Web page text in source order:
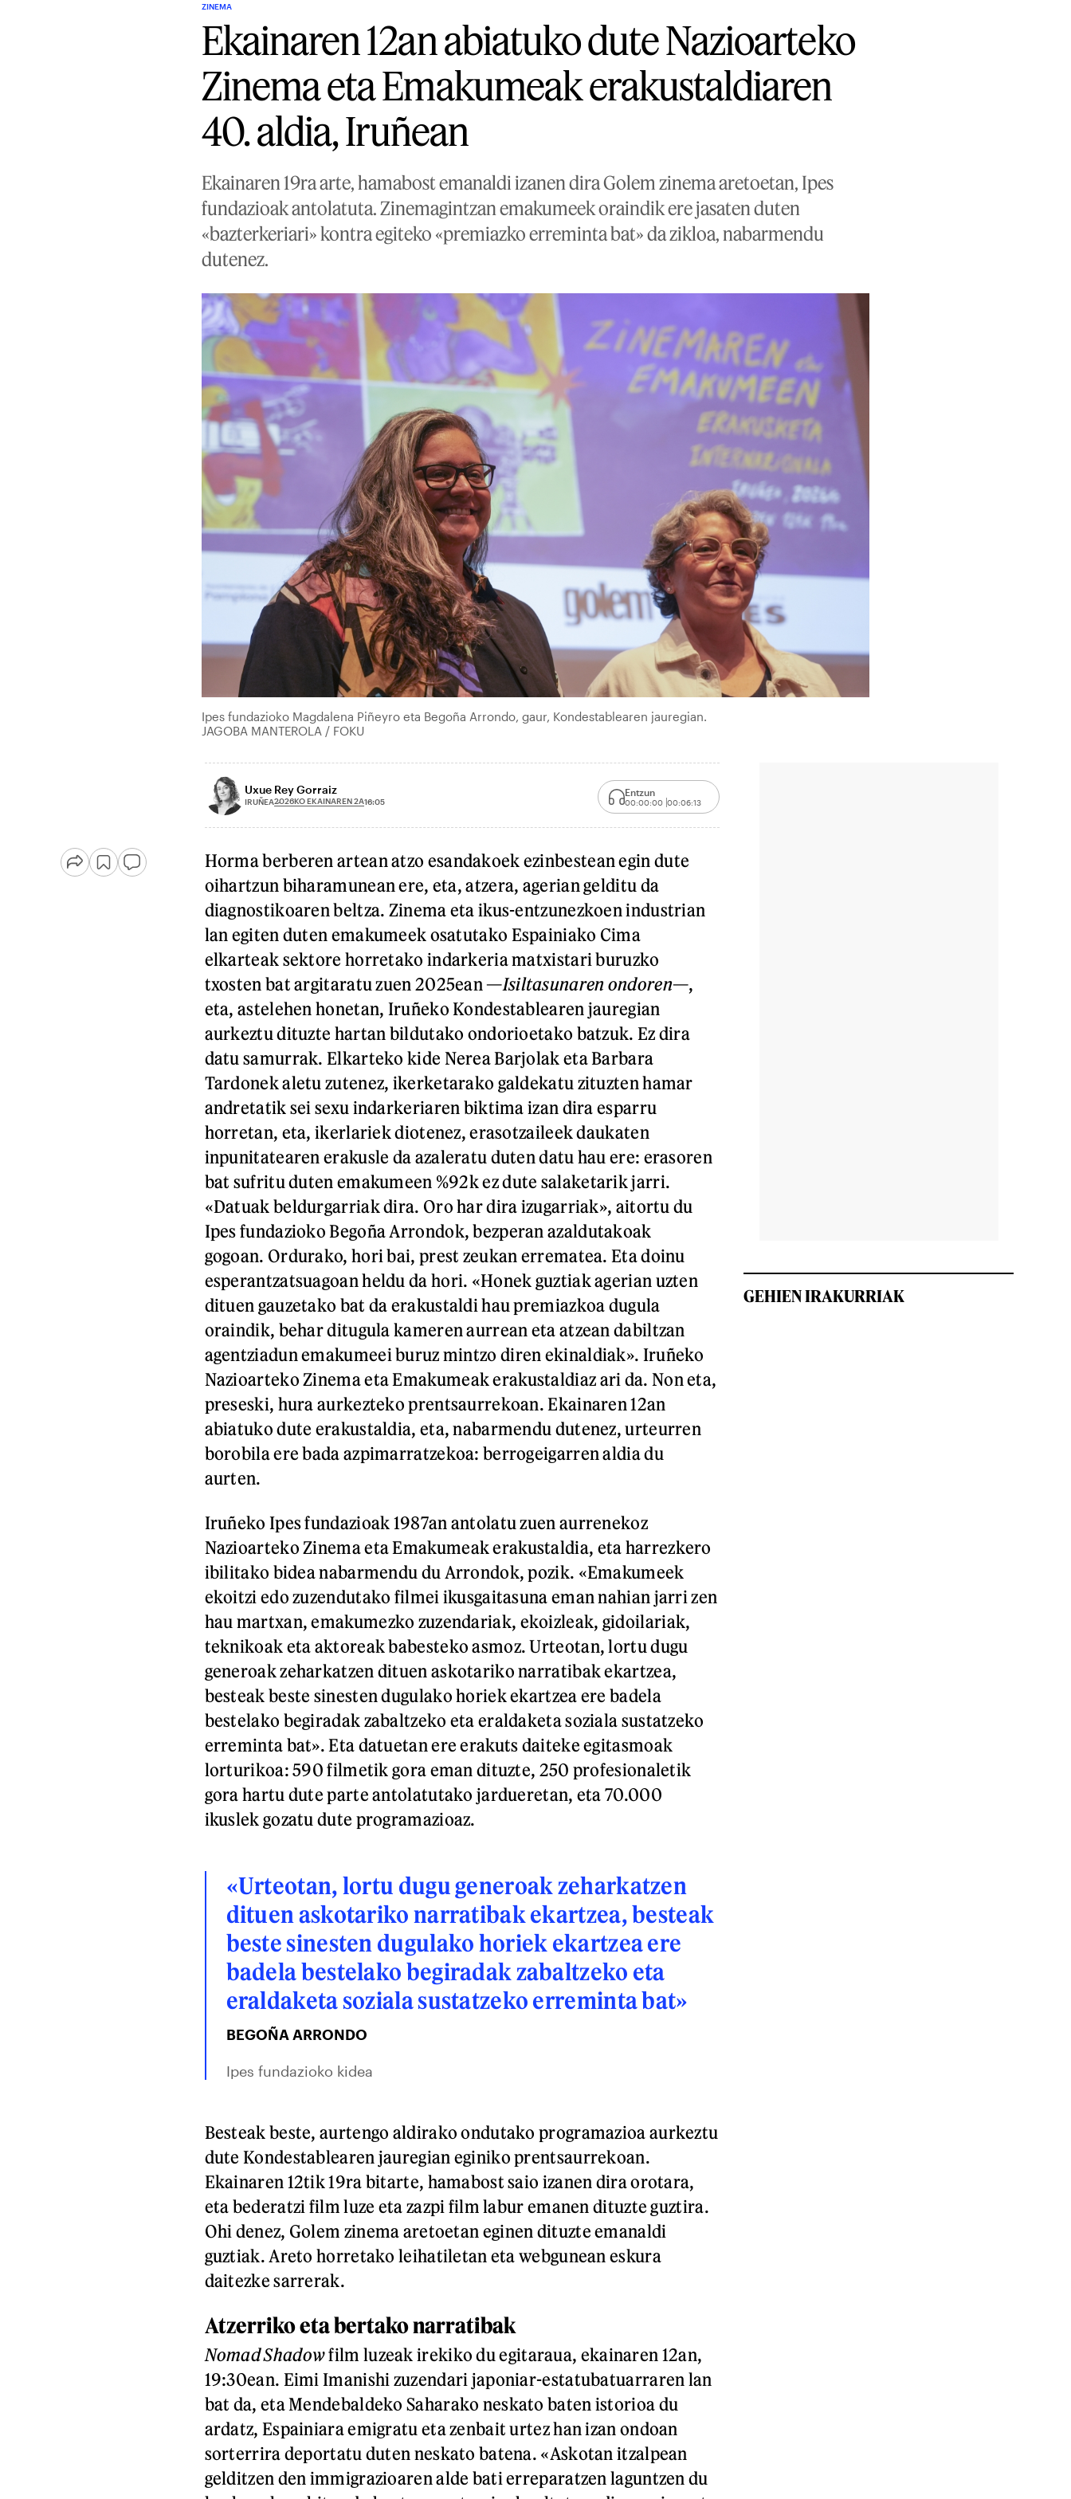
ZINEMA
Ekainaren 12an abiatuko dute Nazioarteko
Zinema eta Emakumeak erakustaldiaren
40. aldia, Iruñean
Ekainaren 19ra arte, hamabost emanaldi izanen dira Golem zinema aretoetan, Ipes
fundazioak antolatuta. Zinemagintzan emakumeek oraindik ere jasaten duten
«bazterkeriari» kontra egiteko «premiazko erreminta bat» da zikloa, nabarmendu
dutenez.
Ipes fundazioko Magdalena Piñeyro eta Begoña Arrondo, gaur, Kondestablearen jauregian.
JAGOBA MANTEROLA / FOKU
Uxue Rey Gorraiz
IRUÑEA2026KO EKAINAREN 2A16:05
Entzun
00:00:00 00:06:13
Horma berberen artean atzo esandakoek ezinbestean egin dute
oihartzun biharamunean ere, eta, atzera, agerian gelditu da
diagnostikoaren beltza. Zinema eta ikus-entzunezkoen industrian
lan egiten duten emakumeek osatutako Espainiako Cima
elkarteak sektore horretako indarkeria matxistari buruzko
txosten bat argitaratu zuen 2025ean —Isiltasunaren ondoren—,
eta, astelehen honetan, Iruñeko Kondestablearen jauregian
aurkeztu dituzte hartan bildutako ondorioetako batzuk. Ez dira
datu samurrak. Elkarteko kide Nerea Barjolak eta Barbara
Tardonek aletu zutenez, ikerketarako galdekatu zituzten hamar
andretatik sei sexu indarkeriaren biktima izan dira esparru
horretan, eta, ikerlariek diotenez, erasotzaileek daukaten
inpunitatearen erakusle da azaleratu duten datu hau ere: erasoren
bat sufritu duten emakumeen %92k ez dute salaketarik jarri.
«Datuak beldurgarriak dira. Oro har dira izugarriak», aitortu du
Ipes fundazioko Begoña Arrondok, bezperan azaldutakoak
gogoan. Ordurako, hori bai, prest zeukan errematea. Eta doinu
esperantzatsuagoan heldu da hori. «Honek guztiak agerian uzten
dituen gauzetako bat da erakustaldi hau premiazkoa dugula
oraindik, behar ditugula kameren aurrean eta atzean dabiltzan
agentziadun emakumeei buruz mintzo diren ekinaldiak». Iruñeko
Nazioarteko Zinema eta Emakumeak erakustaldiaz ari da. Non eta,
preseski, hura aurkezteko prentsaurrekoan. Ekainaren 12an
abiatuko dute erakustaldia, eta, nabarmendu dutenez, urteurren
borobila ere bada azpimarratzekoa: berrogeigarren aldia du
aurten.
Iruñeko Ipes fundazioak 1987an antolatu zuen aurrenekoz
Nazioarteko Zinema eta Emakumeak erakustaldia, eta harrezkero
ibilitako bidea nabarmendu du Arrondok, pozik. «Emakumeek
ekoitzi edo zuzendutako filmei ikusgaitasuna eman nahian jarri zen
hau martxan, emakumezko zuzendariak, ekoizleak, gidoilariak,
teknikoak eta aktoreak babesteko asmoz. Urteotan, lortu dugu
generoak zeharkatzen dituen askotariko narratibak ekartzea,
besteak beste sinesten dugulako horiek ekartzea ere badela
bestelako begiradak zabaltzeko eta eraldaketa soziala sustatzeko
erreminta bat». Eta datuetan ere erakuts daiteke egitasmoak
lorturikoa: 590 filmetik gora eman dituzte, 250 profesionaletik
gora hartu dute parte antolatutako jardueretan, eta 70.000
ikuslek gozatu dute programazioaz.
«Urteotan, lortu dugu generoak zeharkatzen
dituen askotariko narratibak ekartzea, besteak
beste sinesten dugulako horiek ekartzea ere
badela bestelako begiradak zabaltzeko eta
eraldaketa soziala sustatzeko erreminta bat»
BEGOÑA ARRONDO
Ipes fundazioko kidea
Besteak beste, aurtengo aldirako ondutako programazioa aurkeztu
dute Kondestablearen jauregian eginiko prentsaurrekoan.
Ekainaren 12tik 19ra bitarte, hamabost saio izanen dira orotara,
eta bederatzi film luze eta zazpi film labur emanen dituzte guztira.
Ohi denez, Golem zinema aretoetan eginen dituzte emanaldi
guztiak. Areto horretako leihatiletan eta webgunean eskura
daitezke sarrerak.
Atzerriko eta bertako narratibak
Nomad Shadowfilm luzeak irekiko du egitaraua, ekainaren 12an,
19:30ean. Eimi Imanishi zuzendari japoniar-estatubatuarraren lan
bat da, eta Mendebaldeko Saharako neskato baten istorioa du
ardatz, Espainiara emigratu eta zenbait urtez han izan ondoan
sorterrira deportatu duten neskato batena. «Askotan itzalpean
gelditzen den immigrazioaren alde bati erreparatzen laguntzen du
GEHIEN IRAKURRIAK